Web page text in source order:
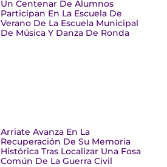
Un Centenar De Alumnos
Participan En La Escuela De
Verano De La Escuela Municipal
De Música Y Danza De Ronda
Arriate Avanza En La
Recuperación De Su Memoria
Histórica Tras Localizar Una Fosa
Común De La Guerra Civil